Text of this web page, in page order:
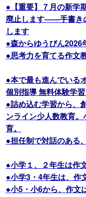
●【重要】７月の新学
廃止します――手書き
します
●森からゆうびん2026
●思考力を育てる作文
●本で最も進んでい
個別指導 無料体験学習
●詰め込む学習から、
ンライン少人数教育
育。
●担任制で対話のある
●小学１、２年生は作
●小学3・4年生は、作
●小5・小6から、作文